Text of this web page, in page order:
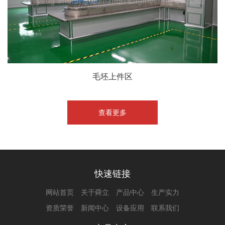
毛坯上件区
查看更多
快速链接
网站首页 关于舜立 产品中心
生产实力
资质荣誉
新闻中心 设备应用 联系我们